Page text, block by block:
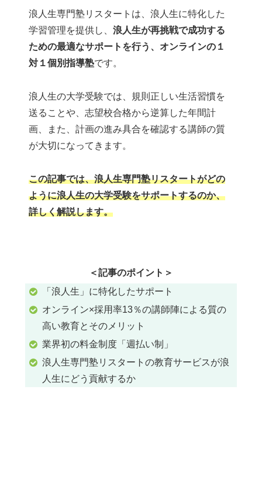
浪人生専門塾リスタートは、浪人生に特化した
学習管理を提供し、浪人生が再挑戦で成功する
ための最適なサポートを行う、オンラインの１
対１個別指導塾です。
浪人生の大学受験では、規則正しい生活習慣を
送ることや、志望校合格から逆算した年間計
画、また、計画の進み具合を確認する講師の質
が大切になってきます。
この記事では、浪人生専門塾リスタートがどの
ように浪人生の大学受験をサポートするのか、
詳しく解説します。
＜記事のポイント＞
「浪人生」に特化したサポート
オンライン×採用率13％の講師陣による質の
高い教育とそのメリット
業界初の料金制度「週払い制」
浪人生専門塾リスタートの教育サービスが浪
人生にどう貢献するか